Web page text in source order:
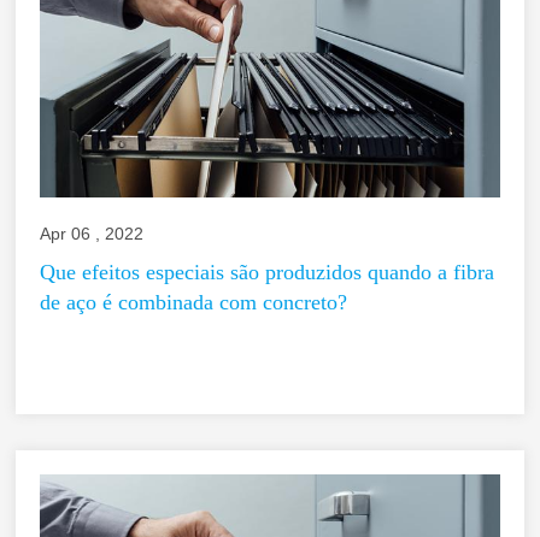
Apr 06 , 2022
Que efeitos especiais são produzidos quando a fibra
de aço é combinada com concreto?